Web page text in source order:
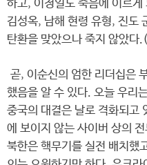
하고, 이청일도 죽음에 이르
김성옥, 남해 현령 유형, 진도
탄환을 맞았으나 죽지 않았
곧, 이순신의 엄한 리더십은
했음을 알 수 있다. 오늘 우리
중국의 대결은 날로 격화되고
에 보이지 않는 사이버 상의
북한은 핵무기를 실전 배치했